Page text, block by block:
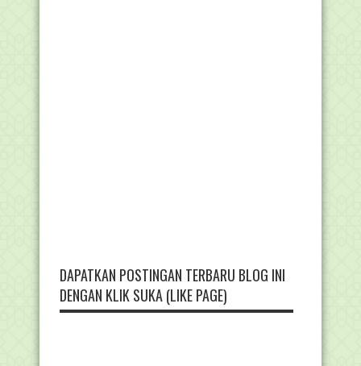
DAPATKAN POSTINGAN TERBARU BLOG INI
DENGAN KLIK SUKA (LIKE PAGE)